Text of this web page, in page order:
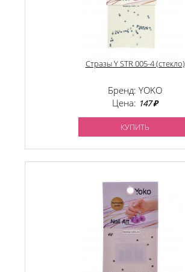
Стразы Y STR 005-4 (стекло)
Бренд: YOKO
Цена: 147 ₽
КУПИТЬ